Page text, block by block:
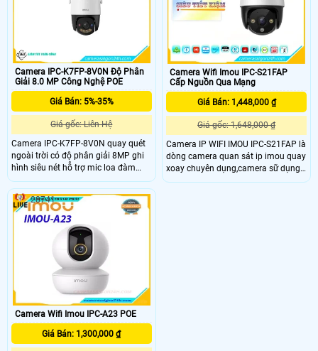
loa trong phạm vi 3m.
Camera IPC-K7FP-8V0N Độ Phân
Giải 8.0 MP Công Nghệ POE
Giá Bán: 5%-35%
Giá gốc: Liên Hệ
Camera IPC-K7FP-8V0N quay quét
ngoài trời có độ phân giải 8MP ghi
hình siêu nét hỗ trợ mic loa đàm
thoại cực rỏ. Khay thẻ nhớ lên đến
512GB lưu trữ lâu dài với chuẩn nén
video H.265. Hỗ trợ tính năng AI
phát hiện chuyển động, phân biệt
người xe, thiết lập hàng rào xâm
nhập giám sát an ninh hiệu quả
Camera Wifi Imou IPC-S21FAP
Cấp Nguồn Qua Mạng
Giá Bán: 1,448,000 ₫
Giá gốc: 1,648,000 ₫
Camera IP WIFI IMOU IPC-S21FAP là
dòng camera quan sát ip imou quay
xoay chuyên dụng,camera sữ dụng
cảm biến hình ảnh 2.0 megapixel
Camera Wifi Imou IPC-A23 POE
Giá Bán: 1,300,000 ₫
28741